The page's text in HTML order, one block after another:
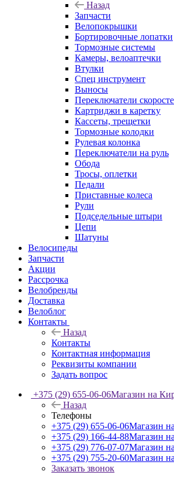
Назад
Запчасти
Велопокрышки
Бортировочные лопатки
Тормозные системы
Камеры, велоаптечки
Втулки
Спец инструмент
Выносы
Переключатели
Картриджи в каретку
Кассеты, трещетки
Тормозные колодки
Рулевая колонка
Переключатели на руль
Обода
Тросы, оплетки
Педали
Приставные колеса
Рули
Подседельные штыри
Цепи
Шатуны
Велосипеды
Запчасти
Акции
Рассрочка
Велобренды
Доставка
Велоблог
Контакты
Назад
Контакты
Контактная информация
Реквизиты компании
Задать вопрос
+375 (29) 655-06-06Магазин на
Назад
Телефоны
+375 (29) 655-06-06Магазин
+375 (29) 166-44-88Магазин
+375 (29) 776-07-07Магазин
+375 (29) 755-20-60Магазин
Заказать звонок